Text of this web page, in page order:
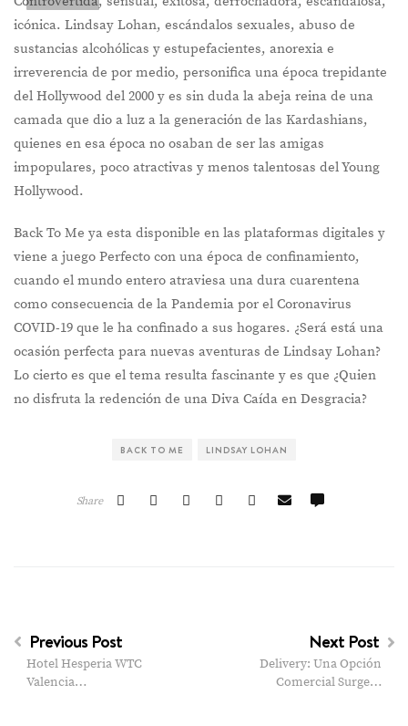
icónica. Lindsay Lohan, escándalos sexuales, abuso de
sustancias alcohólicas y estupefacientes, anorexia e
irreverencia de por medio, personifica una época trepidante
del Hollywood del 2000 y es sin duda la abeja reina de una
camada que dio a luz a la generación de las Kardashians,
quienes en esa época no osaban de ser las amigas
impopulares, poco atractivas y menos talentosas del Young
Hollywood.
Back To Me ya esta disponible en las plataformas digitales y
viene a juego Perfecto con una época de confinamiento,
cuando el mundo entero atraviesa una dura cuarentena
como consecuencia de la Pandemia por el Coronavirus
COVID-19 que le ha confinado a sus hogares. ¿Será está una
ocasión perfecta para nuevas aventuras de Lindsay Lohan?
Lo cierto es que el tema resulta fascinante y es que ¿Quien
no disfruta la redención de una Diva Caída en Desgracia?
BACK TO ME LINDSAY LOHAN
Share
Previous Post
Hotel Hesperia WTC
Valencia…
Next Post
Delivery: Una Opción
Comercial Surge…